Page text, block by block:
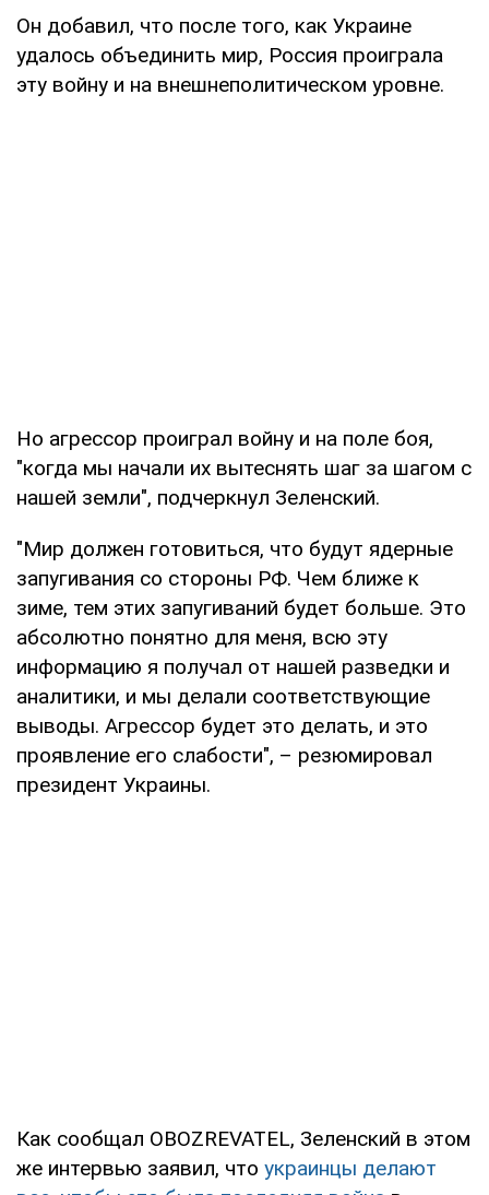
Он добавил, что после того, как Украине
удалось объединить мир, Россия проиграла
эту войну и на внешнеполитическом уровне.
Но агрессор проиграл войну и на поле боя,
"когда мы начали их вытеснять шаг за шагом с
нашей земли", подчеркнул Зеленский.
"Мир должен готовиться, что будут ядерные
запугивания со стороны РФ. Чем ближе к
зиме, тем этих запугиваний будет больше. Это
абсолютно понятно для меня, всю эту
информацию я получал от нашей разведки и
аналитики, и мы делали соответствующие
выводы. Агрессор будет это делать, и это
проявление его слабости", – резюмировал
президент Украины.
Как сообщал OBOZREVATEL, Зеленский в этом
же интервью заявил, что украинцы делают